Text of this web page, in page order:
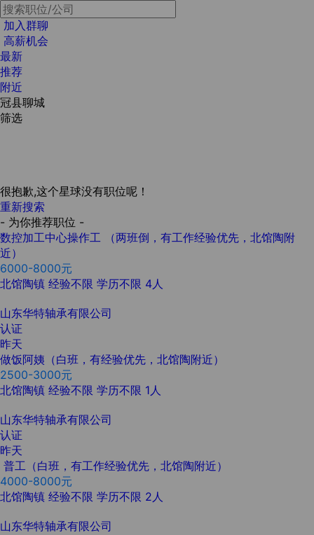
加入群聊
高薪机会
最新
推荐
附近
冠县聊城
筛选
很抱歉,这个星球没有职位呢！
重新搜索
- 为你推荐职位 -
数控加工中心操作工 （两班倒，有工作经验优先，北馆陶附
近）
6000-8000元
北馆陶镇 经验不限 学历不限 4人
山东华特轴承有限公司
认证
昨天
做饭阿姨（白班，有经验优先，北馆陶附近）
2500-3000元
北馆陶镇 经验不限 学历不限 1人
山东华特轴承有限公司
认证
昨天
普工（白班，有工作经验优先，北馆陶附近）
4000-8000元
北馆陶镇 经验不限 学历不限 2人
山东华特轴承有限公司